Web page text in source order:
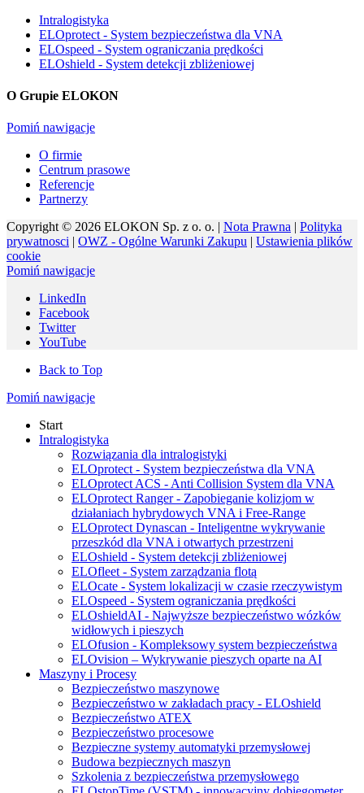
Intralogistyka
ELOprotect - System bezpieczeństwa dla VNA
ELOspeed - System ograniczania prędkości
ELOshield - System detekcji zbliżeniowej
O Grupie ELOKON
Pomiń nawigacje
O firmie
Centrum prasowe
Referencje
Partnerzy
Copyright © 2026 ELOKON Sp. z o. o. | Nota Prawna | Polityka
prywatnosci | OWZ - Ogólne Warunki Zakupu | Ustawienia plików
cookie
Pomiń nawigacje
LinkedIn
Facebook
Twitter
YouTube
Back to Top
Pomiń nawigacje
Start
Intralogistyka
Rozwiązania dla intralogistyki
ELOprotect - System bezpieczeństwa dla VNA
ELOprotect ACS - Anti Collision System dla VNA
ELOprotect Ranger - Zapobieganie kolizjom w
działaniach hybrydowych VNA i Free-Range
ELOprotect Dynascan - Inteligentne wykrywanie
przeszkód dla VNA i otwartych przestrzeni
ELOshield - System detekcji zbliżeniowej
ELOfleet - System zarządzania flotą
ELOcate - System lokalizacji w czasie rzeczywistym
ELOspeed - System ograniczania prędkości
ELOshieldAI - Najwyższe bezpieczeństwo wózków
widłowych i pieszych
ELOfusion - Kompleksowy system bezpieczeństwa
ELOvision – Wykrywanie pieszych oparte na AI
Maszyny i Procesy
Bezpieczeństwo maszynowe
Bezpieczeństwo w zakładach pracy - ELOshield
Bezpieczeństwo ATEX
Bezpieczeństwo procesowe
Bezpieczne systemy automatyki przemysłowej
Budowa bezpiecznych maszyn
Szkolenia z bezpieczeństwa przemysłowego